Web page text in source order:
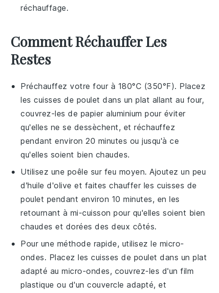
réchauffage.
Comment Réchauffer Les
Restes
Préchauffez votre four à 180°C (350°F). Placez
lescuisses de poulet dans un plat allant au four,
couvrez-les de papier aluminium pour éviter
qu'elles ne se dessèchent, et réchauffez
pendant environ 20 minutes ou jusqu'à ce
qu'elles soient bien chaudes.
Utilisez une poêle sur feu moyen. Ajoutez un peu
d'huile d'olive et faites chauffer les cuisses de
poulet pendant environ 10 minutes, en les
retournant à mi-cuisson pour qu'elles soient bien
chaudes et dorées des deux côtés.
Pour une méthode rapide, utilisez le micro-
ondes. Placez lescuisses de poulet dans un plat
adapté au micro-ondes, couvrez-les d'un film
plastique ou d'un couvercle adapté, et